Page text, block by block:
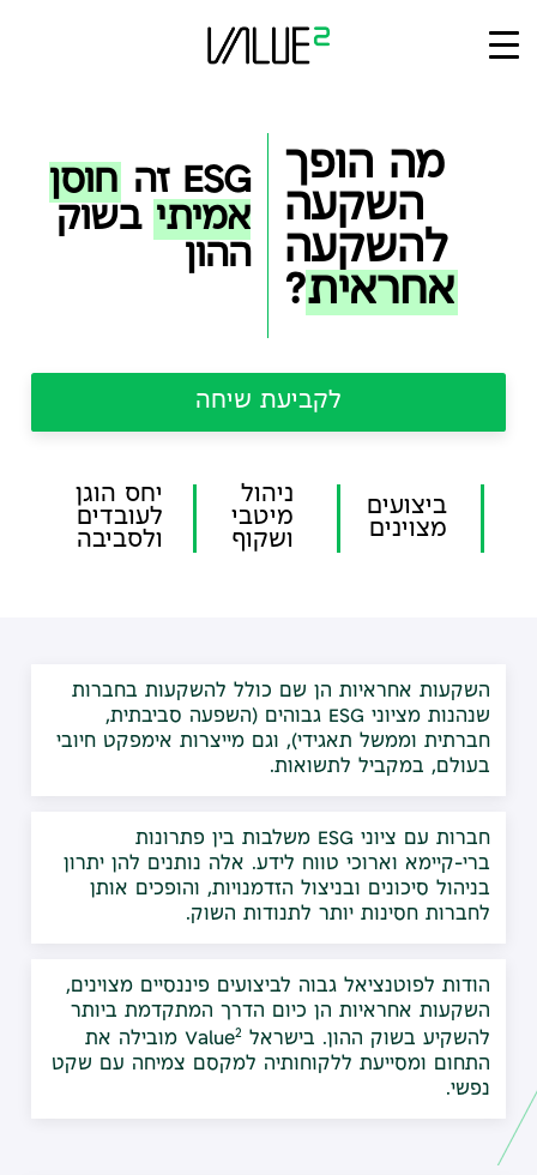
content
מה הופך
השקעה
להשקעה
אחראית?
ESG זה
חוסן
אמיתי בשוק
ההון
לקביעת שיחה
ביצועים
מצוינים
ניהול
מיטבי
ושקוף
יחס הוגן
לעובדים
ולסביבה
השקעות אחראיות הן שם כולל להשקעות בחברות
שנהנות מציוני ESG גבוהים (השפעה סביבתית,
חברתית וממשל תאגידי), וגם מייצרות אימפקט חיובי
בעולם, במקביל לתשואות.
חברות עם ציוני ESG משלבות בין פתרונות
ברי-קיימא וארוכי טווח לידע. אלה נותנים להן יתרון
בניהול סיכונים ובניצול הזדמנויות, והופכים אותן
לחברות חסינות יותר לתנודות השוק.
הודות לפוטנציאל גבוה לביצועים פיננסיים מצוינים,
השקעות אחראיות הן כיום הדרך המתקדמת ביותר
להשקיע בשוק ההון. בישראל Value 2
מובילה את
התחום ומסייעת ללקוחותיה למקסם צמיחה עם שקט
נפשי.